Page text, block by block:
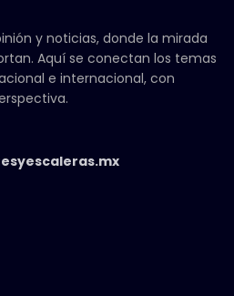
y noticias, donde la mirada
Aquí se conectan los temas
e internacional, con